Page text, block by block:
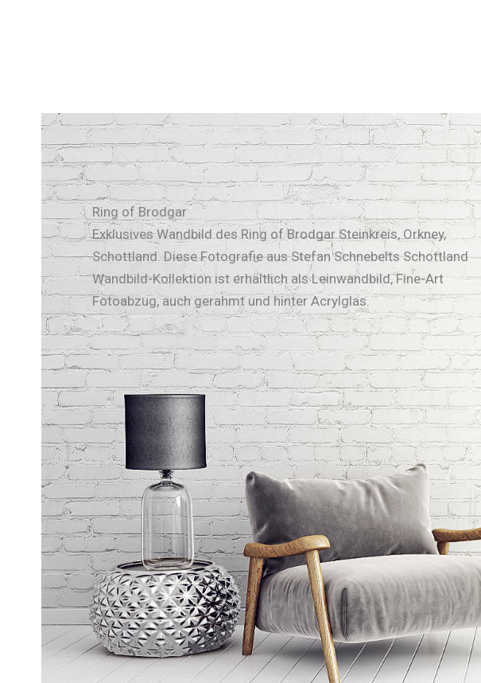
Ring of Brodgar
Exklusives Wandbild des Ring of Brodgar Steinkreis, Orkney,
Schottland. Diese Fotografie aus Stefan Schnebelts Schottland
Wandbild-Kollektion ist erhältlich als Leinwandbild, Fine-Art
Fotoabzug, auch gerahmt und hinter Acrylglas.